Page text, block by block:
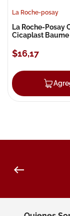
La Roche-posay
La Roche-Posay
Cicaplast Baume
$16,17